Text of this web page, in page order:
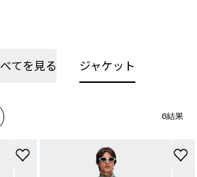
てを見る ジャケット
6結果